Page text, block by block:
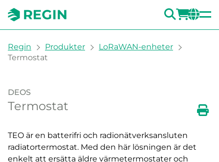
SÖK
You are here:
Regin Produkter
LoRaWAN-enheter
Termostat
DEOS
Termostat
TEO är en batterifri och radionätverksansluten
radiatortermostat. Med den här lösningen är det
enkelt att ersätta äldre värmetermostater och